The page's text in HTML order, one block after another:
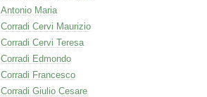
Antonio Maria
Corradi Cervi Maurizio
Corradi Cervi Teresa
Corradi Edmondo
Corradi Francesco
Corradi Giulio Cesare